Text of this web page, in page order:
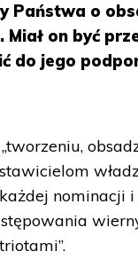
Państwa o
on być
do jego
nominacji